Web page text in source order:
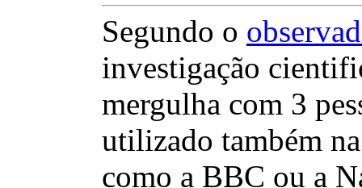
Segundo o
investigação
mergulha com 3
utilizado também
como a BBC ou a